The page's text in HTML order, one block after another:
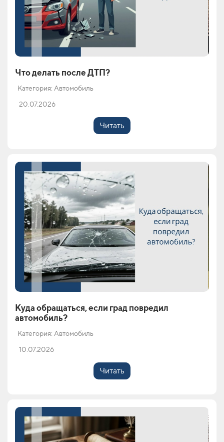
Что делать после ДТП?
Категория: Автомобиль
20.07.2026
Читать
Куда обращаться, если град повредил
автомобиль?
Категория: Автомобиль
10.07.2026
Читать